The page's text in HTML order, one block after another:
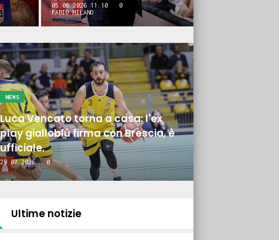
05.08.2026 11:10
0
FABIO MILANO
NEWS
Luca Vencato torna a casa: l'ex
play gialloblù firma con Brescia, è
ufficiale.
29.07.2026 0
Ultime notizie